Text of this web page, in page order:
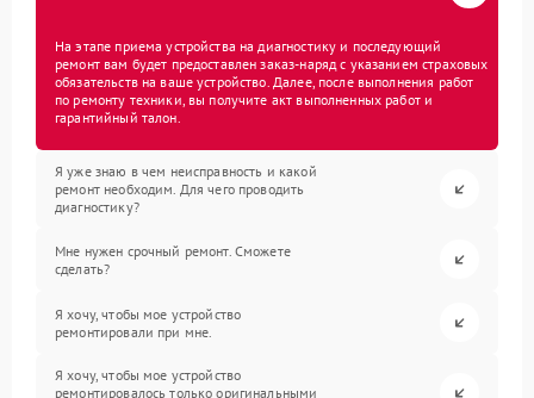
На этапе приема устройства на диагностику и последующий
ремонт вам будет предоставлен заказ-наряд с указанием страховых
обязательств на ваше устройство. Далее, после выполнения работ
по ремонту техники, вы получите акт выполненных работ и
гарантийный талон.
Я уже знаю в чем неисправность и какой
ремонт необходим. Для чего проводить
диагностику?
Мне нужен срочный ремонт. Сможете
сделать?
Я хочу, чтобы мое устройство
ремонтировали при мне.
Я хочу, чтобы мое устройство
ремонтировалось только оригинальными